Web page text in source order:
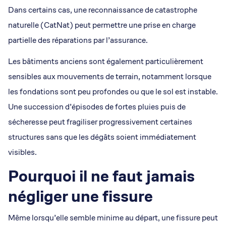
Dans certains cas, une reconnaissance de catastrophe
naturelle (CatNat) peut permettre une prise en charge
partielle des réparations par l’assurance.
Les bâtiments anciens sont également particulièrement
sensibles aux mouvements de terrain, notamment lorsque
les fondations sont peu profondes ou que le sol est instable.
Une succession d’épisodes de fortes pluies puis de
sécheresse peut fragiliser progressivement certaines
structures sans que les dégâts soient immédiatement
visibles.
Pourquoi il ne faut jamais
négliger une fissure
Même lorsqu’elle semble minime au départ, une fissure peut